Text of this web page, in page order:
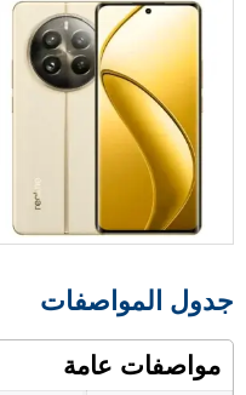
جدول المواصفات
مواصفات عامة